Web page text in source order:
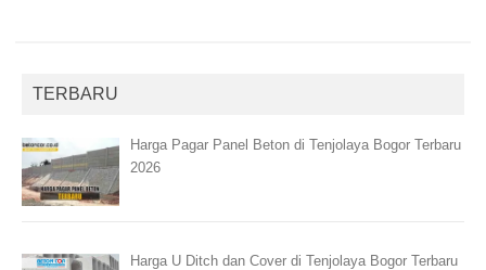
TERBARU
Harga Pagar Panel Beton di Tenjolaya Bogor Terbaru
2026
Harga U Ditch dan Cover di Tenjolaya Bogor Terbaru